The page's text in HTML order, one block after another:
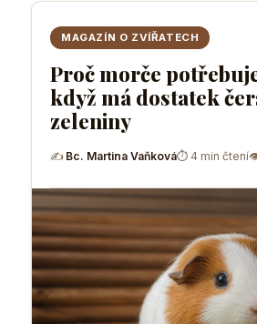
MAGAZÍN O ZVÍŘATECH
Proč morče
když má dostatek
zeleniny
✍ Bc. Martina Vaňková⏱ 4 min čtení